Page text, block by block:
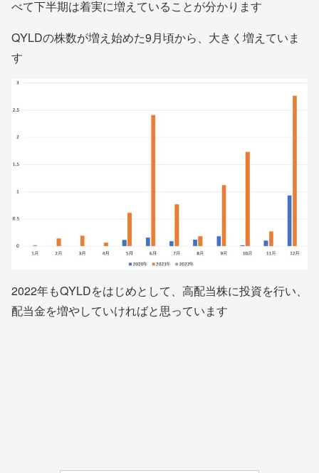
べて下半期は着実に増えていることが分かります
QYLDの株数が増え始めた9月頃から、大きく増えていま
す
2022年もQYLDをはじめとして、高配当株に投資を行い、
配当金を増やしていければと思っています